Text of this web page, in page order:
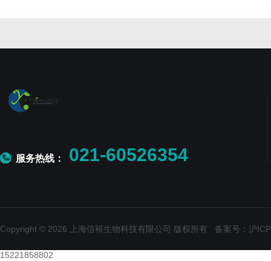
服务热线： 021-60526354
Copyright © 2026 上海信裕生物科技有限公司 版权所有 备案号：沪
15221858802